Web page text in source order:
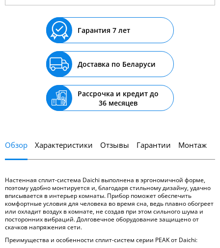
Гарантия 7 лет
Доставка по Беларуси
Рассрочка и кредит до
36 месяцев
Обзор Характеристики Отзывы Гарантии Монтаж
Настенная сплит-система Daichi выполнена в эргономичной форме,
поэтому удобно монтируется и, благодаря стильному дизайну, удачно
вписывается в интерьер комнаты. Прибор поможет обеспечить
комфортные условия для человека во время сна, ведь плавно обогреет
или охладит воздух в комнате, не создав при этом сильного шума и
посторонних вибраций. Долговечное оборудование защищено от
скачков напряжения сети.
Преимущества и особенности сплит-систем серии PEAK от Daichi: